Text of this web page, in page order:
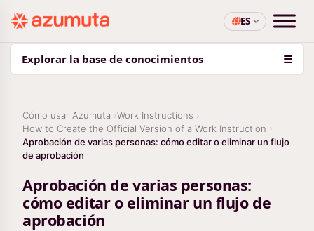
ES
Explorar la base de conocimientos ☰
Cómo usar Azumuta
Work Instructions
How to Create the Official Version of a Work Instruction
Aprobación de varias personas: cómo editar o eliminar un flujo
de aprobación
Aprobación de varias personas:
cómo editar o eliminar un flujo de
aprobación